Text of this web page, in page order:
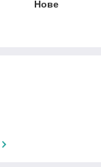
Нове